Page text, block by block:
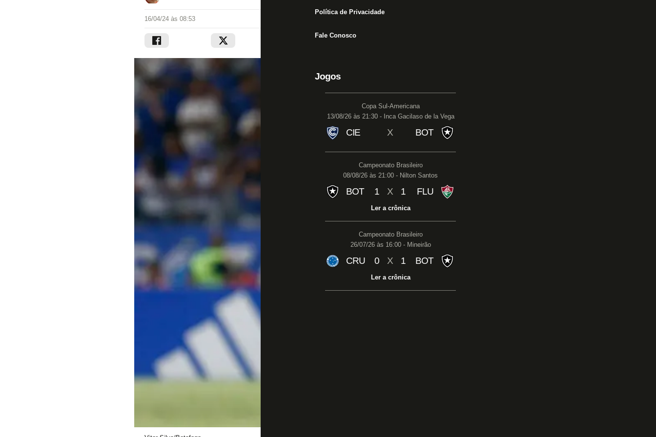
Política de Privacidade
Fale Conosco
Jogos
Copa Sul-Americana
13/08/26 às 21:30 - Inca Gacilaso de la Vega
CIE X BOT
Campeonato Brasileiro
08/08/26 às 21:00 - Nilton Santos
BOT 1 X 1 FLU
Ler a crônica
Campeonato Brasileiro
26/07/26 às 16:00 - Mineirão
CRU 0 X 1 BOT
Ler a crônica
16/04/24 às 08:53